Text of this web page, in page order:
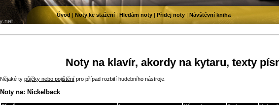
Noty na klavír, akordy na kytaru, texty
Nějaké ty půjčky nebo pojištění pro případ rozbití hudebního nástroje.
Noty na: Nickelback
Úvod | Noty ke stažení| Hledám noty | Přidej noty | Návštěvní kniha